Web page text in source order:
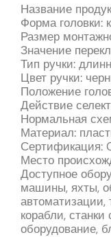
Название
Форма головки:
Размер
Значение
Тип ручки:
Цвет ручки:
Положение
Действие
Нормальная
Материал:
Сертификация:
Место
Доступное
машины, яхты,
автоматизации,
корабли,
оборудование,